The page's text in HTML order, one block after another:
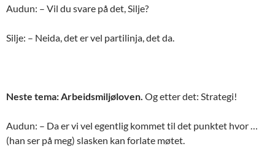
Audun: – Vil du svare på det, Silje?
Silje: – Neida, det er vel partilinja, det da.
Neste tema: Arbeidsmiljøloven. Og etter det: Strategi!
Audun: – Da er vi vel egentlig kommet til det punktet hvor …
(han ser på meg) slasken kan forlate møtet.